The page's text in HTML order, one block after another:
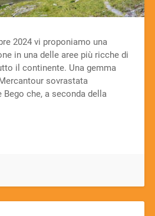
2024 vi proponiamo una
in una delle aree più ricche di
il continente. Una gemma
sovrastata
Bego che, a seconda della